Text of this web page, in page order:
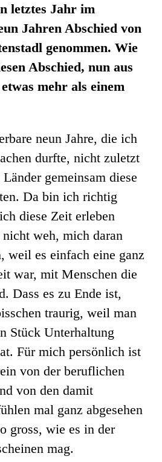
letztes Jahr im
Jahren Abschied von
genommen. Wie
Abschied, nun aus
mehr als einem
neun Jahre, die ich
durfte, nicht zuletzt
gemeinsam diese
Da bin ich richtig
diese Zeit erleben
weh, mich daran
weil es einfach eine ganz
war, mit Menschen die
Dass es zu Ende ist,
traurig, weil man
Stück Unterhaltung
Für mich persönlich ist
von der beruflichen
von den damit
mal ganz abgesehen
gross, wie es in der
mag.